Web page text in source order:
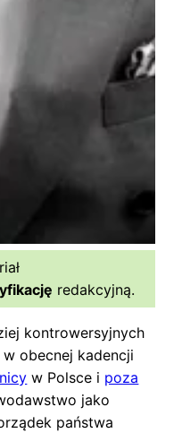
redakcyjną.
kontrowersyjnych
obecnej kadencji
w Polsce i poza
jako
państwa